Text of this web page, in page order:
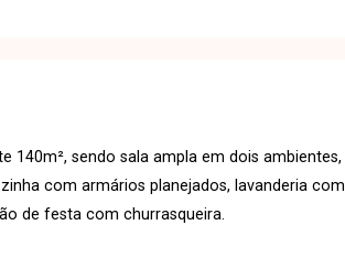
sendo sala ampla em dois ambientes,
com armários planejados, lavanderia com
de festa com churrasqueira.